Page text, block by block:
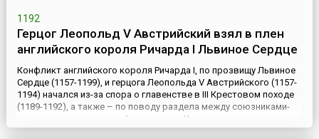
1192
Герцог Леопольд V Австрийский взял в плен
английского короля Ричарда I Львиное Сердце
Конфликт английского короля Ричарда I, по прозвищу Львиное
Сердце (1157-1199), и герцога Леопольда V Австрийского (1157-
1194) начался из-за спора о главенстве в III Крестовом походе
(1189-1192), а также – по поводу раздела между союзниками-
крестоносцами владений на острове Кипр, захваченном
Ричардом в 1191 году. Ссора разгорелась уже вскоре после